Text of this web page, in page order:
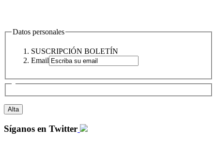
Datos personales
SUSCRIPCIÓN BOLETÍN
Email
Síganos en Twitter